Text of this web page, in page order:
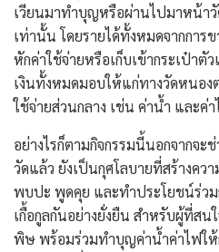
เวียนมาทำบุญหรือผ่านไปมาหน้าวั
เท่านั้น โดยรายได้ทั้งหมดจากการ
หักค่าใช้จ่ายหรือเก็บเข้ากระเป๋าตั
เงินทั้งหมดมอบให้แก่ทางวัดหนอ
ใช้จ่ายส่วนกลาง เช่น ค่าน้ำ และค่
อย่างไรก็ตาม​กิจกรรมนี้นอกจากจะ
วัดแล้ว ยังเป็นกุศโลบายที่สร้างค
พบปะ พูดคุย และทำประโยชน์ร่ว
เกื้อกูลกันอย่างยั่งยืน สำหรับผู้ที่ส
พิษ พร้อมร่วมทำบุญค่าน้ำค่าไฟให้